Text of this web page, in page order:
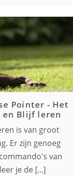
Pointer - Het
en Blijf leren
is van groot
Er zijn genoeg
van
je de [...]